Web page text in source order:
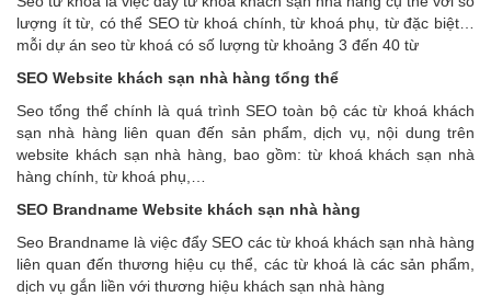
lượng ít từ, có thể SEO từ khoá chính, từ khoá phụ, từ đặc biệt…
mỗi dự án seo từ khoá có số lượng từ khoảng 3 đến 40 từ
SEO Website khách sạn nhà hàng tổng thể
Seo tổng thể chính là quá trình SEO toàn bộ các từ khoá khách
sạn nhà hàng liên quan đến sản phẩm, dịch vụ, nội dung trên
website khách sạn nhà hàng, bao gồm: từ khoá khách sạn nhà
hàng chính, từ khoá phụ,…
SEO Brandname Website khách sạn nhà hàng
Seo Brandname là việc đẩy SEO các từ khoá khách sạn nhà hàng
liên quan đến thương hiệu cụ thể, các từ khoá là các sản phẩm,
dịch vụ gắn liền với thương hiệu khách sạn nhà hàng